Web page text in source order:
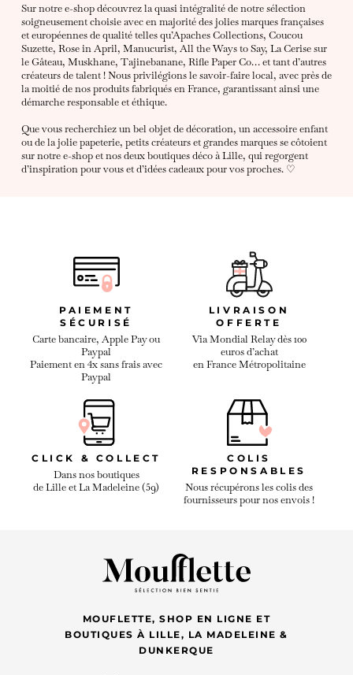
Sur notre e-shop découvrez la quasi intégralité de notre sélection
soigneusement choisie avec en majorité des jolies marques françaises
et européennes de qualité telles qu’Apaches Collections, Coucou
Suzette, Rose in April, Manucurist, All the Ways to Say, La Cerise sur
le Gâteau, Muskhane, Tajinebanane, Rifle Paper Co… et tant d’autres
créateurs de talent ! Nous privilégions le savoir-faire local, avec près de
la moitié de nos produits fabriqués en France, garantissant ainsi une
démarche responsable et éthique.
Que vous recherchiez un bel objet de décoration, un accessoire enfant
ou de la jolie papeterie, petits créateurs et grandes marques se côtoient
sur notre e-shop et nos deux boutiques déco à Lille, qui regorgent
d’inspiration pour vous et d’idées cadeaux pour vos proches. ♡
PAIEMENT
SÉCURISÉ
Carte bancaire, Apple Pay ou
Paypal
Paiement en 4x sans frais avec
Paypal
LIVRAISON
OFFERTE
Via Mondial Relay dès 100
euros d’achat
en France Métropolitaine
CLICK & COLLECT
Dans nos boutiques
de Lille et La Madeleine (59)
COLIS
RESPONSABLES
Nous récupérons les colis des
fournisseurs pour nos envois !
MOUFLETTE, SHOP EN LIGNE ET
BOUTIQUES À LILLE, LA MADELEINE &
DUNKERQUE